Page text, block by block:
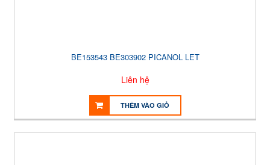
BE153543 BE303902 PICANOL LET
Liên hệ
THÊM VÀO GIỎ